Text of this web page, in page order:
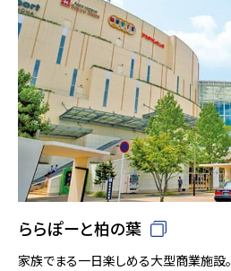
ららぽーと柏の葉
家族でまる一日楽しめる大型商業施設。